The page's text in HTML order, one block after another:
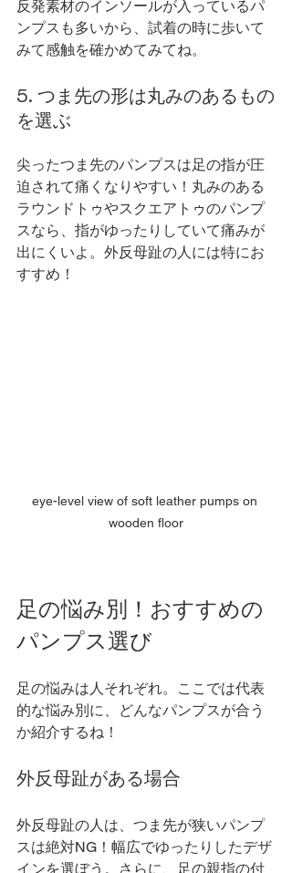
反発素材のインソールが入っているパ
ンプスも多いから、試着の時に歩いて
みて感触を確かめてみてね。
5. つま先の形は丸みのあるもの
を選ぶ
尖ったつま先のパンプスは足の指が圧
迫されて痛くなりやすい！丸みのある
ラウンドトゥやスクエアトゥのパンプ
スなら、指がゆったりしていて痛みが
出にくいよ。外反母趾の人には特にお
すすめ！
eye-level view of soft leather pumps on
wooden floor
足の悩み別！おすすめの
パンプス選び
足の悩みは人それぞれ。ここでは代表
的な悩み別に、どんなパンプスが合う
か紹介するね！
外反母趾がある場合
外反母趾の人は、つま先が狭いパンプ
スは絶対NG！幅広でゆったりしたデザ
インを選ぼう。さらに、足の親指の付